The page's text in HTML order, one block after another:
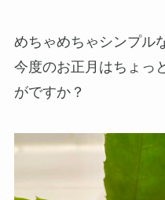
めちゃめちゃシンプル
今度のお正月はちょっ
がですか？